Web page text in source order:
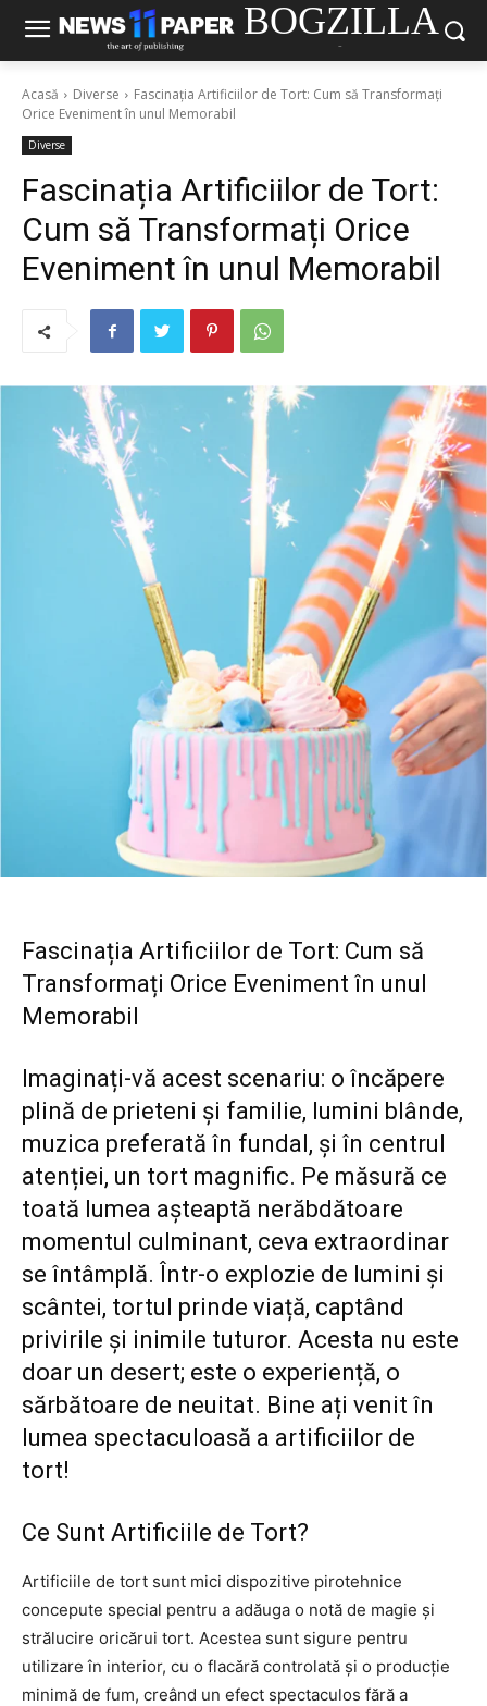
BOGZILLA
-
Acasă Diverse
Fascinația Artificiilor de Tort: Cum să Transformați
Orice Eveniment în unul Memorabil
Diverse
Fascinația Artificiilor de Tort:
Cum să Transformați Orice
Eveniment în unul Memorabil
Fascinația Artificiilor de Tort: Cum să
Transformați Orice Eveniment în unul
Memorabil
Imaginați-vă acest scenariu: o încăpere
plină de prieteni și familie, lumini blânde,
muzica preferată în fundal, și în centrul
atenției, un tort magnific. Pe măsură ce
toată lumea așteaptă nerăbdătoare
momentul culminant, ceva extraordinar
se întâmplă. Într-o explozie de lumini și
scântei, tortul prinde viață, captând
privirile și inimile tuturor. Acesta nu este
doar un desert; este o experiență, o
sărbătoare de neuitat. Bine ați venit în
lumea spectaculoasă a artificiilor de
tort!
Ce Sunt Artificiile de Tort?
Artificiile de tort sunt mici dispozitive pirotehnice
concepute special pentru a adăuga o notă de magie și
strălucire oricărui tort. Acestea sunt sigure pentru
utilizare în interior, cu o flacără controlată și o producție
minimă de fum, creând un efect spectaculos fără a